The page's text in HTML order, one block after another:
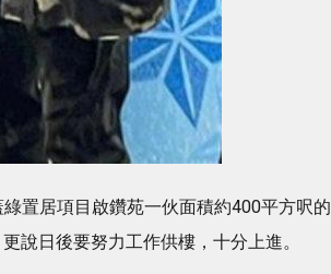
置居項目啟鑽苑一伙面積約400平方呎的
說日後要努力工作供樓，十分上進。